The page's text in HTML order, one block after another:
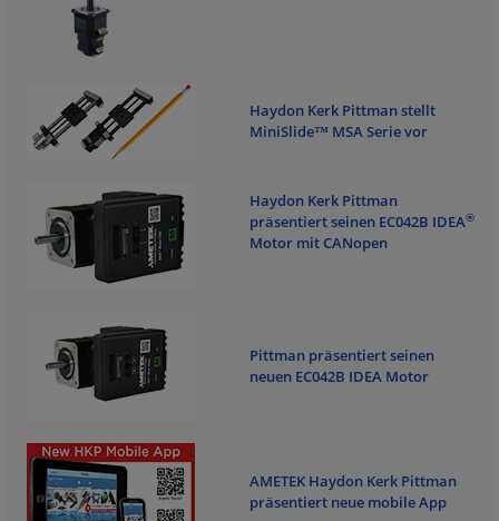
Haydon Kerk Pittman stellt
MiniSlide™ MSA Serie vor
Haydon Kerk Pittman
präsentiert seinen EC042B IDEA®
Motor mit CANopen
Pittman präsentiert seinen
neuen EC042B IDEA Motor
AMETEK Haydon Kerk Pittman
präsentiert neue mobile App